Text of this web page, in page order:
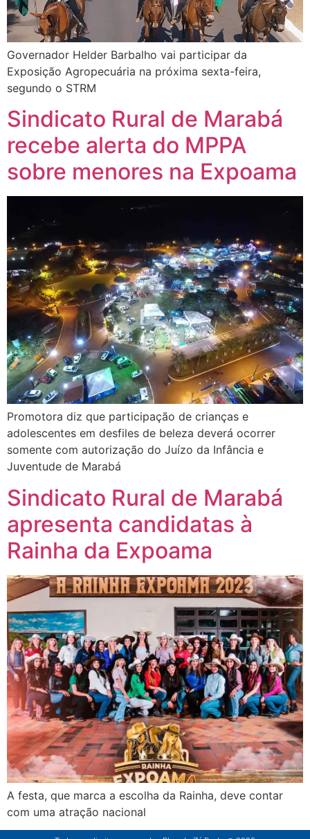
Governador Helder Barbalho vai participar da
Exposição Agropecuária na próxima sexta-feira,
segundo o STRM
Sindicato Rural de Marabá
recebe alerta do MPPA
sobre menores na Expoama
Promotora diz que participação de crianças e
adolescentes em desfiles de beleza deverá ocorrer
somente com autorização do Juízo da Infância e
Juventude de Marabá
Sindicato Rural de Marabá
apresenta candidatas à
Rainha da Expoama
A festa, que marca a escolha da Rainha, deve contar
com uma atração nacional